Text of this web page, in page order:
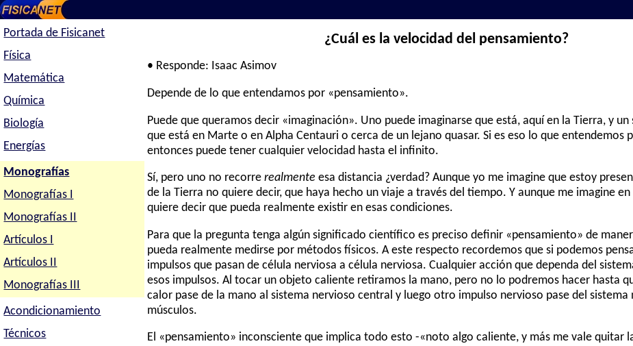
Portada de Fisicanet
Física
Matemática
Química
Biología
Energías
Monografías
Monografías I
Monografías II
Artículos I
Artículos II
Monografías III
Acondicionamiento
Técnicos
¿Cuál es la velocidad del pensamiento?
• Responde: Isaac Asimov
Depende de lo que entendamos por «pensamiento».
Puede que queramos decir «imaginación». Uno puede imaginarse que está, aquí en la Tierra, y un
que está en Marte o en Alpha Centauri o cerca de un lejano quasar. Si es eso lo que entendemos
entonces puede tener cualquier velocidad hasta el infinito.
Sí, pero uno no recorrerealmente esa distancia ¿verdad? Aunque yo me imagine que estoy
de la Tierra no quiere decir, que haya hecho un viaje a través del tiempo. Y aunque me imagine
quiere decir que pueda realmente existir en esas condiciones.
Para que la pregunta tenga algún significado científico es preciso definir «pensamiento» de
pueda realmente medirse por métodos físicos. A este respecto recordemos que si podemos
impulsos que pasan de célula nerviosa a célula nerviosa. Cualquier acción que dependa del
esos impulsos. Al tocar un objeto caliente retiramos la mano, pero no lo podremos hacer hasta
calor pase de la mano al sistema nervioso central y luego otro impulso nervioso pase del
músculos.
El «pensamiento» inconsciente que implica todo esto -«noto algo caliente, y más me vale quitar